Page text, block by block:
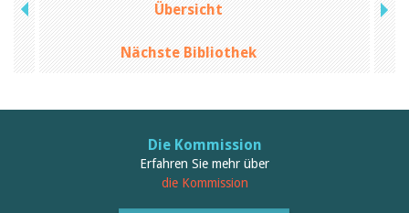
Übersicht
Nächste Bibliothek
Die Kommission
Erfahren Sie mehr über
die Kommission